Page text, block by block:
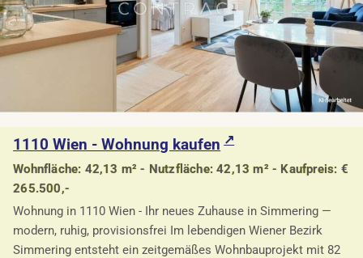
1110 Wien - Wohnung kaufen
Wohnfläche: 42,13 m² - Nutzfläche: 42,13 m² - Kaufpreis: €
265.500,-
Wohnung in 1110 Wien - Ihr neues Zuhause in Simmering —
modern, ruhig, provisionsfrei Im lebendigen Wiener Bezirk
Simmering entsteht ein zeitgemäßes Wohnbauprojekt mit 82